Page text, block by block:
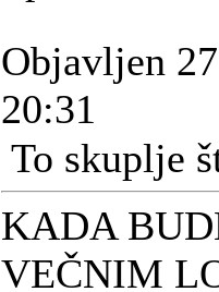
Objavljen
20:31
To skuplje
KADA
VEČNIM